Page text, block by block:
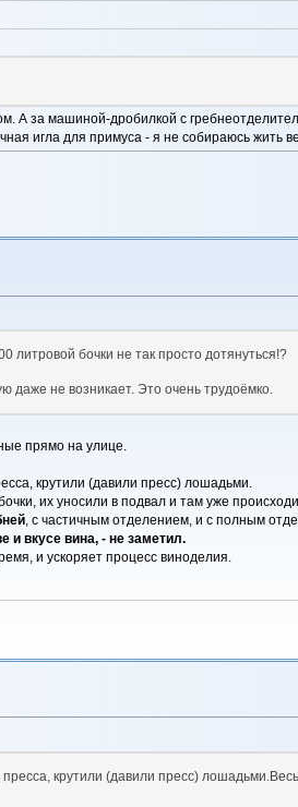
А за машиной-дробилкой с
игла для примуса - я не собираюсь жить
литровой бочки не так просто дотянуться!?
даже не возникает. Это очень трудоёмко.
прямо на улице.
крутили (давили пресс) лошадьми.
их уносили в подвал и там уже
, с частичным отделением, и с полным
и вкусе вина, - не заметил.
и ускоряет процесс виноделия.
крутили (давили пресс)